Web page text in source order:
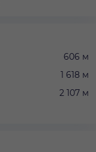
606 м
1 618 м
2 107 м